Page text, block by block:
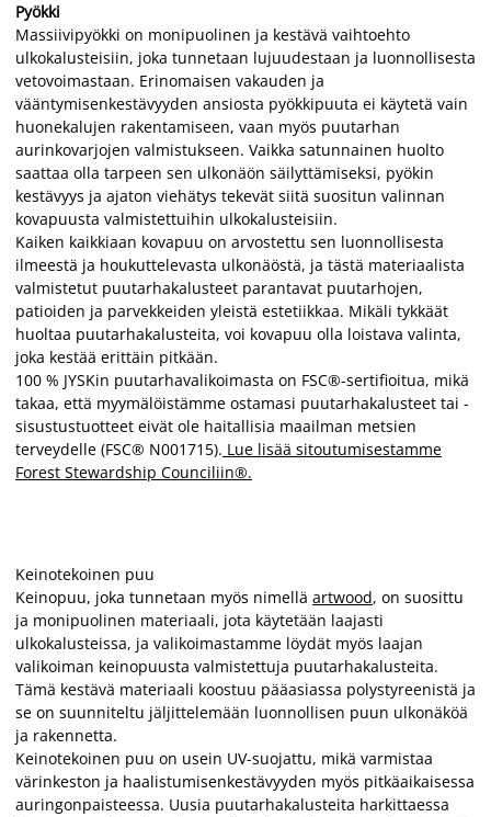
Pyökki
Massiivipyökki on monipuolinen ja kestävä vaihtoehto
ulkokalusteisiin, joka tunnetaan lujuudestaan ja luonnollisesta
vetovoimastaan. Erinomaisen vakauden ja
vääntymisenkestävyyden ansiosta pyökkipuuta ei käytetä vain
huonekalujen rakentamiseen, vaan myös puutarhan
aurinkovarjojen valmistukseen. Vaikka satunnainen huolto
saattaa olla tarpeen sen ulkonäön säilyttämiseksi, pyökin
kestävyys ja ajaton viehätys tekevät siitä suositun valinnan
kovapuusta valmistettuihin ulkokalusteisiin.
Kaiken kaikkiaan kovapuu on arvostettu sen luonnollisesta
ilmeestä ja houkuttelevasta ulkonäöstä, ja tästä materiaalista
valmistetut puutarhakalusteet parantavat puutarhojen,
patioiden ja parvekkeiden yleistä estetiikkaa. Mikäli tykkäät
huoltaa puutarhakalusteita, voi kovapuu olla loistava valinta,
joka kestää erittäin pitkään.
100 % JYSKin puutarhavalikoimasta on FSC®-sertifioitua, mikä
takaa, että myymälöistämme ostamasi puutarhakalusteet tai -
sisustustuotteet eivät ole haitallisia maailman metsien
terveydelle (FSC® N001715). Lue lisää sitoutumisestamme
Forest Stewardship Counciliin®.
Keinotekoinen puu
Keinopuu, joka tunnetaan myös nimellä artwood, on suosittu
ja monipuolinen materiaali, jota käytetään laajasti
ulkokalusteissa, ja valikoimastamme löydät myös laajan
valikoiman keinopuusta valmistettuja puutarhakalusteita.
Tämä kestävä materiaali koostuu pääasiassa polystyreenistä ja
se on suunniteltu jäljittelemään luonnollisen puun ulkonäköä
ja rakennetta.
Keinotekoinen puu on usein UV-suojattu, mikä varmistaa
värinkeston ja haalistumisenkestävyyden myös pitkäaikaisessa
auringonpaisteessa. Uusia puutarhakalusteita harkittaessa